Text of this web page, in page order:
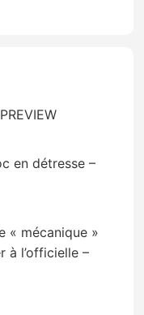
en détresse –
« mécanique »
à l’officielle –